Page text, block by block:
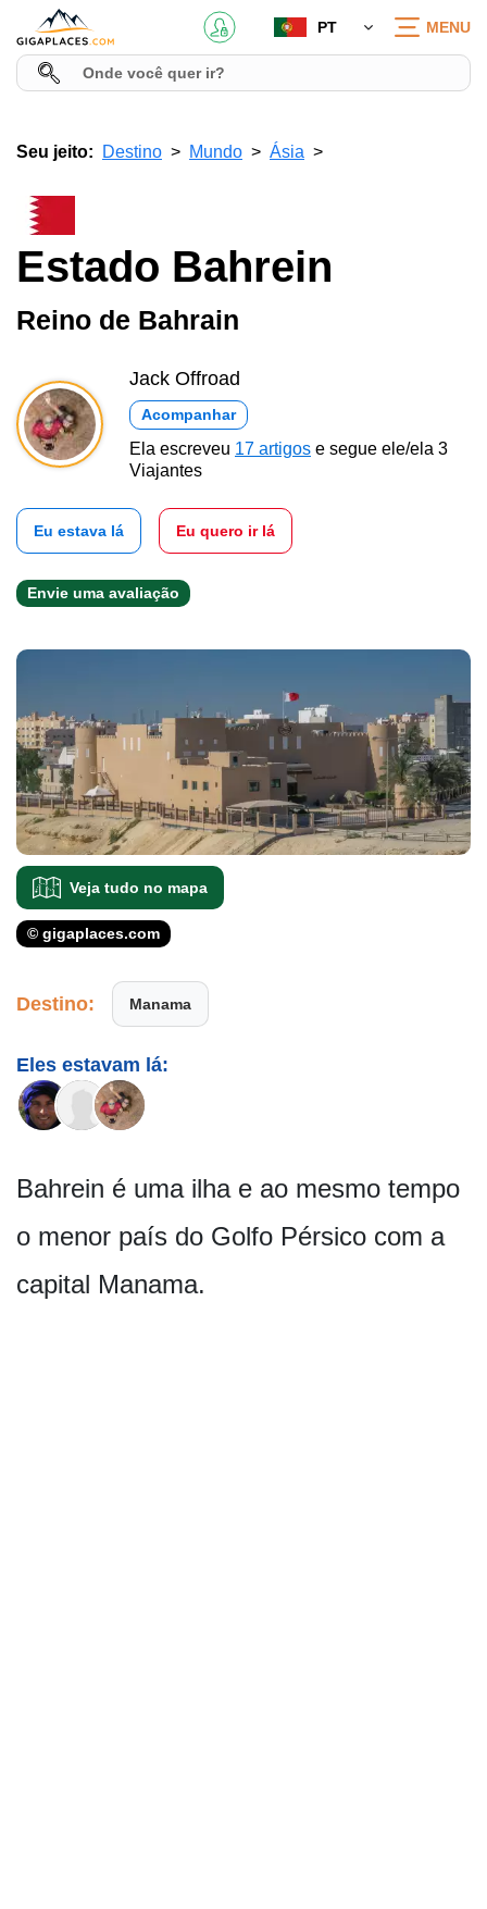
PT MENU
Seu jeito: Destino Mundo Ásia
Estado Bahrein
Reino de Bahrain
Jack Offroad
Acompanhar
Ela escreveu 17 artigos e segue ele/ela 3
Viajantes
Eu estava lá Eu quero ir lá
Envie uma avaliação
Veja tudo no mapa
© gigaplaces.com
Destino: Manama
Eles estavam lá:
Bahrein é uma ilha e ao mesmo tempo
o menor país do Golfo Pérsico com a
capital Manama.